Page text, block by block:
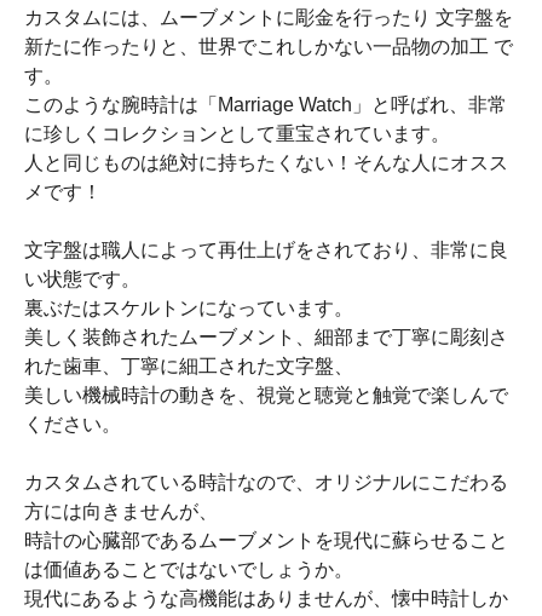
カスタムには、ムーブメントに彫金を行ったり 文字盤を
新たに作ったりと、世界でこれしかない一品物の加工 で
す。
このような腕時計は「Marriage Watch」と呼ばれ、非常
に珍しくコレクションとして重宝されています。
人と同じものは絶対に持ちたくない！そんな人にオスス
メです！
文字盤は職人によって再仕上げをされており、非常に良
い状態です。
裏ぶたはスケルトンになっています。
美しく装飾されたムーブメント、細部まで丁寧に彫刻さ
れた歯車、丁寧に細工された文字盤、
美しい機械時計の動きを、視覚と聴覚と触覚で楽しんで
ください。
カスタムされている時計なので、オリジナルにこだわる
方には向きませんが、
時計の心臓部であるムーブメントを現代に蘇らせること
は価値あることではないでしょうか。
現代にあるような高機能はありませんが、懐中時計しか